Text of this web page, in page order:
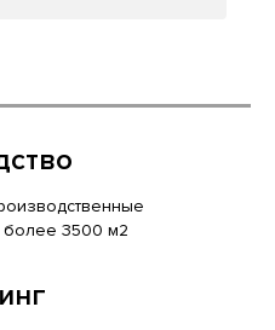
3500 м2